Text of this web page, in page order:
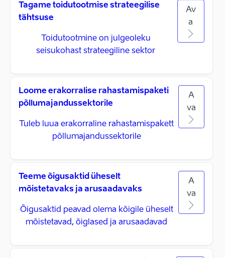
Tagame toidutootmise strateegilise
tähtsuse
Toidutootmine on julgeoleku
seisukohast strateegiline sektor
Av
a
Loome erakorralise rahastamispaketi
põllumajandussektorile
Tuleb luua erakorraline rahastamispakett
põllumajandussektorile
A
va
Teeme õigusaktid üheselt
mõistetavaks ja arusaadavaks
Õigusaktid peavad olema kõigile üheselt
mõistetavad, õiglased ja arusaadavad
A
va